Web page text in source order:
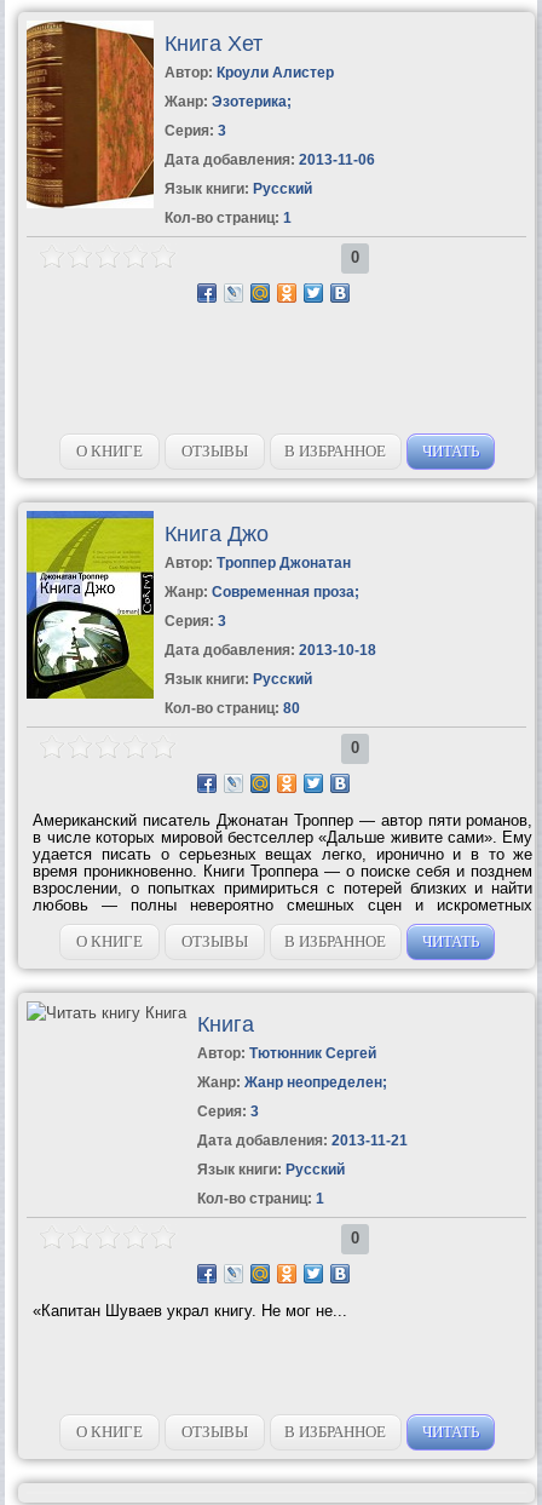
Книга Хет
Автор: Кроули Алистер
Жанр: Эзотерика;
Серия: 3
Дата добавления: 2013-11-06
Язык книги: Русский
Кол-во страниц: 1
0
О КНИГЕ ОТЗЫВЫ В ИЗБРАННОЕ ЧИТАТЬ
Книга Джо
Автор: Троппер Джонатан
Жанр: Современная проза;
Серия: 3
Дата добавления: 2013-10-18
Язык книги: Русский
Кол-во страниц: 80
0
Американский писатель Джонатан Троппер — автор пяти романов,
в числе которых мировой бестселлер «Дальше живите сами». Ему
удается писать о серьезных вещах легко, иронично и в то же
время проникновенно. Книги Троппера — о поиске себя и позднем
взрослении, о попытках примириться с потерей близких и найти
любовь — полны невероятно смешных сцен и искрометных
диалогов. Герой «Книги Джо» — незадачливый молодой
писатель,...
О КНИГЕ ОТЗЫВЫ В ИЗБРАННОЕ ЧИТАТЬ
Книга
Автор: Тютюнник Сергей
Жанр: Жанр неопределен;
Серия: 3
Дата добавления: 2013-11-21
Язык книги: Русский
Кол-во страниц: 1
0
«Капитан Шуваев украл книгу. Не мог не...
О КНИГЕ ОТЗЫВЫ В ИЗБРАННОЕ ЧИТАТЬ